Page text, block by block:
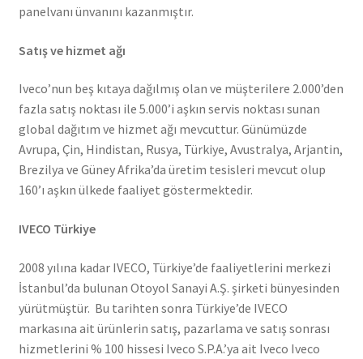
panelvanı ünvanını kazanmıştır.
Satış ve hizmet ağı
Iveco’nun beş kıtaya dağılmış olan ve müşterilere 2.000’den
fazla satış noktası ile 5.000’i aşkın servis noktası sunan
global dağıtım ve hizmet ağı mevcuttur. Günümüzde
Avrupa, Çin, Hindistan, Rusya, Türkiye, Avustralya, Arjantin,
Brezilya ve Güney Afrika’da üretim tesisleri mevcut olup
160’ı aşkın ülkede faaliyet göstermektedir.
IVECO Türkiye
2008 yılına kadar IVECO, Türkiye’de faaliyetlerini merkezi
İstanbul’da bulunan Otoyol Sanayi A.Ş. şirketi bünyesinden
yürütmüştür. Bu tarihten sonra Türkiye’de IVECO
markasına ait ürünlerin satış, pazarlama ve satış sonrası
hizmetlerini % 100 hissesi Iveco S.P.A.’ya ait Iveco Iveco